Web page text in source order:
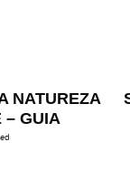
NATUREZA
– GUIA